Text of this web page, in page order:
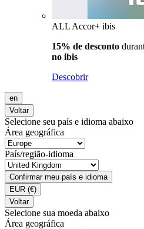
ALL Accor+ ibis
15% de desconto
no ibis
Descobrir
en
Voltar
Selecione seu país e idioma abaixo
Área geográfica
País/região-idioma
Confirmar meu país e idioma
EUR (€)
Voltar
Selecione sua moeda abaixo
Área geográfica